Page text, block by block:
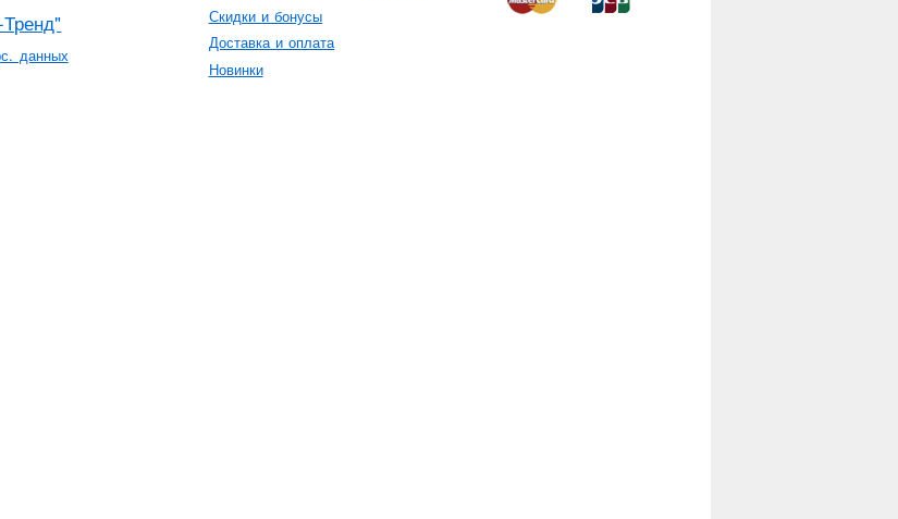
данных
Скидки и бонусы
Доставка и оплата
Новинки